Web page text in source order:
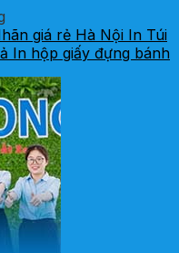
giá rẻ Hà Nội In Túi
In hộp giấy đựng bánh